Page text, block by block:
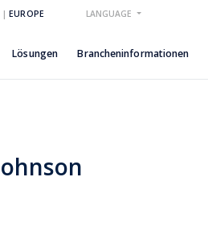
| EUROPE LANGUAGE
Lösungen Brancheninformationen